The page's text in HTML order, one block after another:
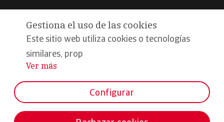
Declaración de privacidad
Compromiso calidad y seguridad
Formamos parte de:
Gestiona el uso de las cookies
Este sitio web utiliza cookies o tecnologías
similares, prop
...
Ver más
Configurar